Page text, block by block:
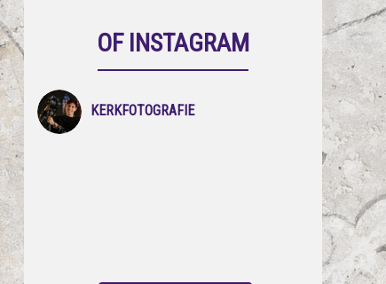
OF INSTAGRAM
KERKFOTOGRAFIE